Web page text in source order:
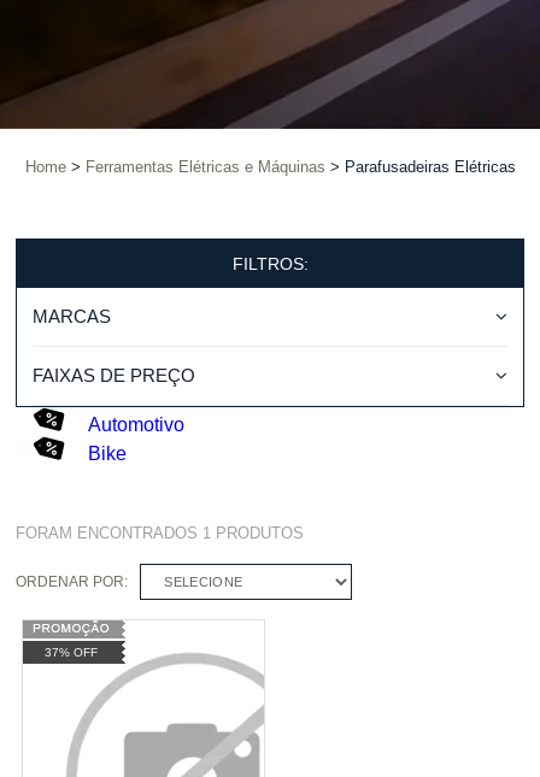
Home Ferramentas Elétricas e Máquinas Parafusadeiras Elétricas
FILTROS:
MARCAS
FAIXAS DE PREÇO
Automotivo
Bike
FORAM ENCONTRADOS 1 PRODUTOS
ORDENAR POR: SELECIONE
37% OFF